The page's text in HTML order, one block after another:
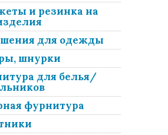
и резинка на
для одежды
шнурки
для белья/
фурнитура